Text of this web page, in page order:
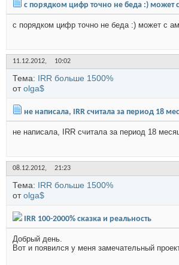
с порядком цифр точно не беда :) может
с порядком цифр точно не беда :) может с
11.12.2012, 10:02
Тема: IRR больше 1500%
отolga$
не написала, IRR считала за период 18
не написала, IRR считала за период 18
08.12.2012, 21:23
Тема: IRR больше 1500%
отolga$
IRR 100-2000% сказка и реальность
Добрый день.
Вот и появился у меня замечательный